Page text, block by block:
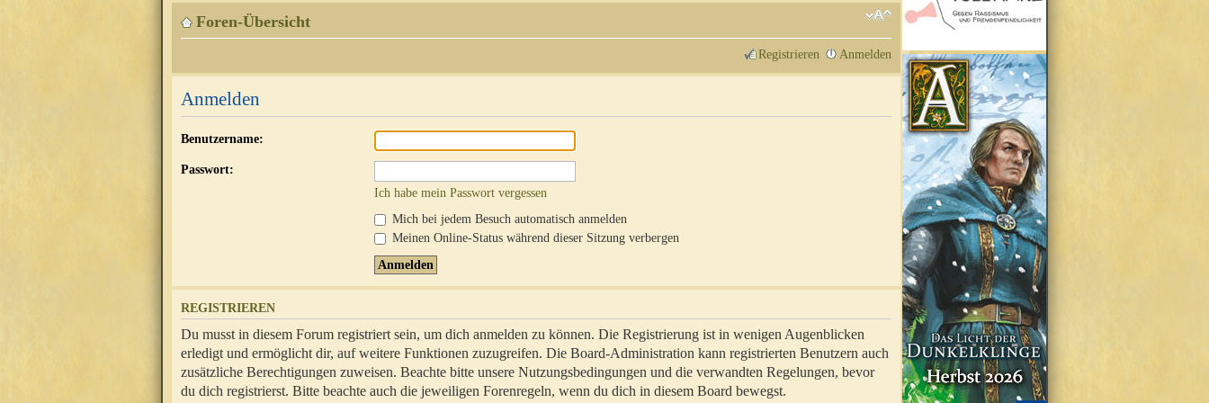
Foren-Übersicht
Registrieren Anmelden
Anmelden
Benutzername:
Passwort:
Ich habe mein Passwort vergessen
Mich bei jedem Besuch automatisch anmelden
Meinen Online-Status während dieser Sitzung verbergen
REGISTRIEREN
Du musst in diesem Forum registriert sein, um dich anmelden zu können. Die Registrierung ist in wenigen Augenblicken
erledigt und ermöglicht dir, auf weitere Funktionen zuzugreifen. Die Board-Administration kann registrierten Benutzern auch
zusätzliche Berechtigungen zuweisen. Beachte bitte unsere Nutzungsbedingungen und die verwandten Regelungen, bevor
du dich registrierst. Bitte beachte auch die jeweiligen Forenregeln, wenn du dich in diesem Board bewegst.